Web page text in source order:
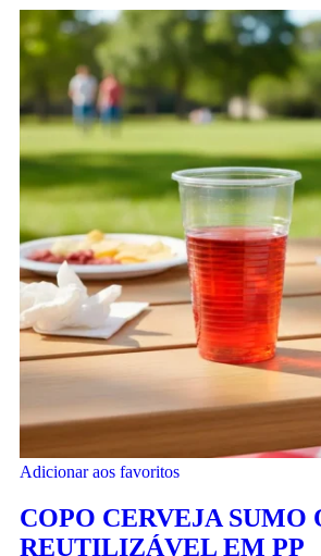
Adicionar aos favoritos
COPO CERVEJA SUMO
REUTILIZÁVEL EM PP